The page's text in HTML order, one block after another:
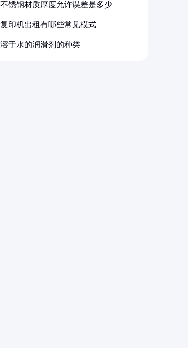
不锈钢材质厚度允许误差是多少
复印机出租有哪些常见模式
溶于水的润滑剂的种类